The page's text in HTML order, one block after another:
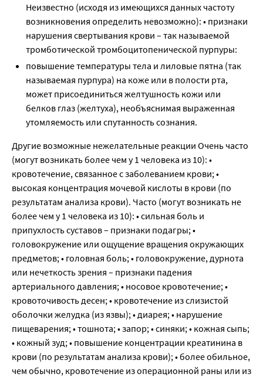
Неизвестно (исходя из имеющихся данных частоту
возникновения определить невозможно): • признаки
нарушения свертывания крови – так называемой
тромботической тромбоцитопенической пурпуры:
повышение температуры тела и лиловые пятна (так
называемая пурпура) на коже или в полости рта,
может присоединиться желтушность кожи или
белков глаз (желтуха), необъяснимая выраженная
утомляемость или спутанность сознания.
Другие возможные нежелательные реакции Очень часто
(могут возникать более чем у 1 человека из 10): •
кровотечение, связанное с заболеванием крови; •
высокая концентрация мочевой кислоты в крови (по
результатам анализа крови). Часто (могут возникать не
более чем у 1 человека из 10): • сильная боль и
припухлость суставов – признаки подагры; •
головокружение или ощущение вращения окружающих
предметов; • головная боль; • головокружение, дурнота
или нечеткость зрения – признаки падения
артериального давления; • носовое кровотечение; •
кровоточивость десен; • кровотечение из слизистой
оболочки желудка (из язвы); • диарея; • нарушение
пищеварения; • тошнота; • запор; • синяки; • кожная сыпь;
• кожный зуд; • повышение концентрации креатинина в
крови (по результатам анализа крови); • более обильное,
чем обычно, кровотечение из операционной раны или из